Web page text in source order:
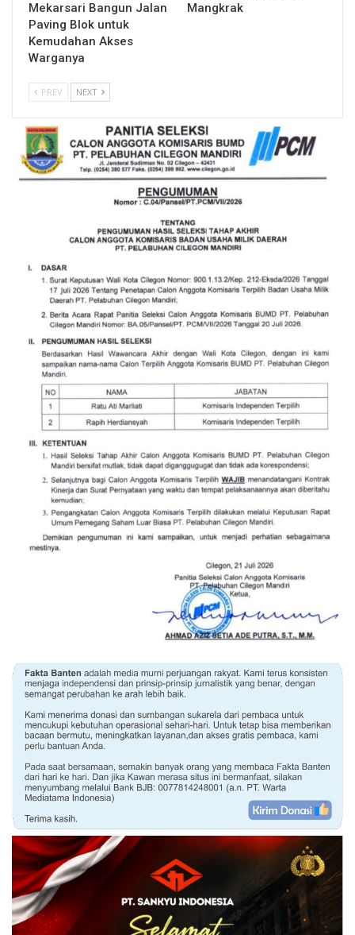
Mekarsari Bangun Jalan
Paving Blok untuk
Kemudahan Akses
Warganya
Mangkrak
PREV NEXT